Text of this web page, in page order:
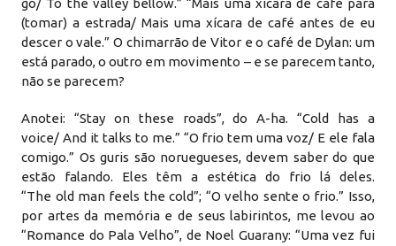
go/ To the valley bellow.” “Mais uma xícara de café para
(tomar) a estrada/ Mais uma xícara de café antes de eu
descer o vale.” O chimarrão de Vitor e o café de Dylan: um
está parado, o outro em movimento – e se parecem tanto,
não se parecem?
​Anotei: “Stay on these roads”, do A-ha. “Cold has a
voice/ And it talks to me.” “O frio tem uma voz/ E ele fala
comigo.” Os guris são noruegueses, devem saber do que
estão falando. Eles têm a estética do frio lá deles.
“The old man feels the cold”; “O velho sente o frio.” Isso,
por artes da memória e de seus labirintos, me levou ao
“Romance do Pala Velho”, de Noel Guarany: “Uma vez fui